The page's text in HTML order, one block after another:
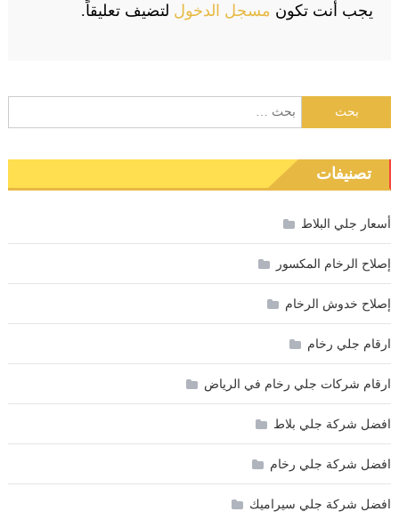
يجب أنت تكون مسجل الدخول لتضيف تعليقاً.
عن:
تصنيفات
أسعار جلي البلاط
إصلاح الرخام المكسور
إصلاح خدوش الرخام
ارقام جلي رخام
ارقام شركات جلي رخام في الرياض
افضل شركة جلي بلاط
افضل شركة جلي رخام
افضل شركة جلي سيراميك